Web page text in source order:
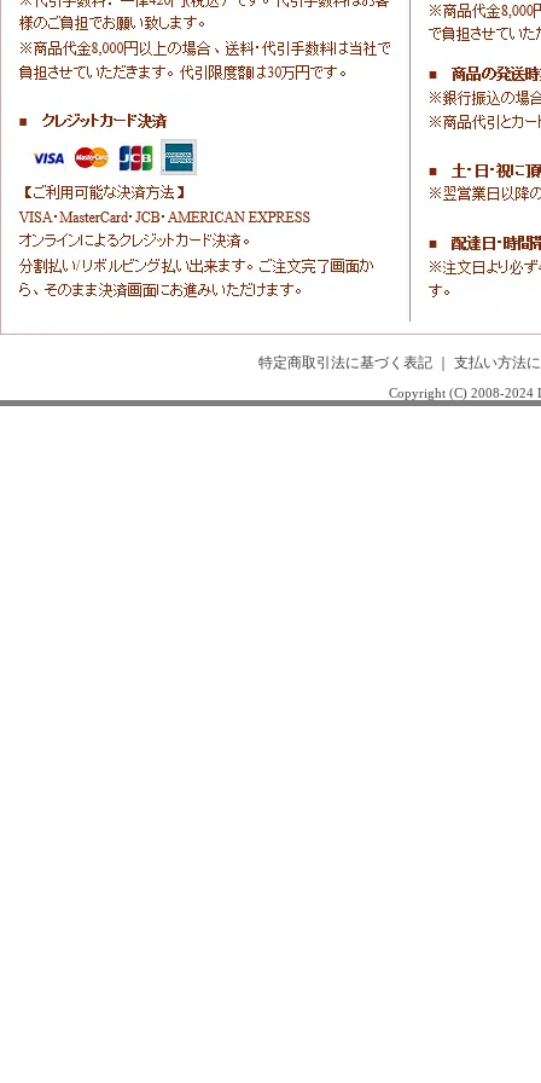
特定商取引法に基づく表記 支払い方法
Copyright (C) 2008-2024